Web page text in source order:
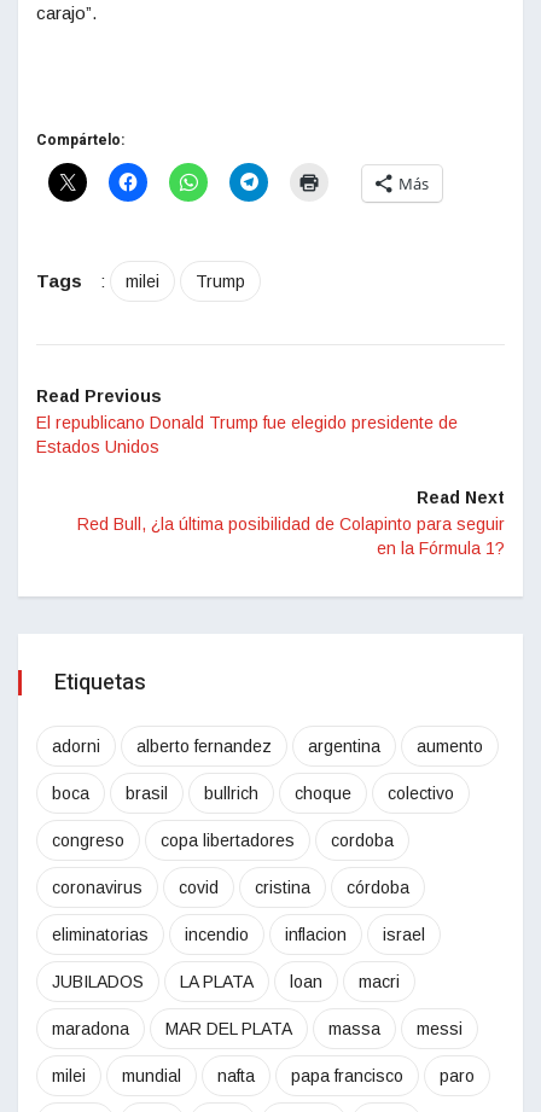
carajo”.
Compártelo:
Más
Tags : milei Trump
Read Previous
El republicano Donald Trump fue elegido presidente de
Estados Unidos
Read Next
Red Bull, ¿la última posibilidad de Colapinto para seguir
en la Fórmula 1?
Etiquetas
adorni alberto fernandez argentina aumento
boca brasil bullrich choque colectivo
congreso copa libertadores cordoba
coronavirus covid cristina córdoba
eliminatorias incendio inflacion israel
JUBILADOS LA PLATA loan macri
maradona MAR DEL PLATA massa messi
milei mundial nafta papa francisco paro